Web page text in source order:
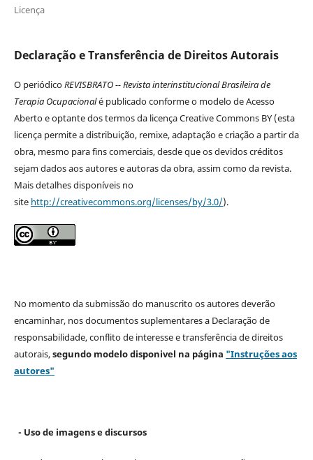
Licença
Declaração e Transferência de Direitos Autorais
O periódicoREVISBRATO -- Revista interinstitucional Brasileira de
Terapia Ocupacionalé publicado conforme o modelo de Acesso
Aberto e optante dos termos da licença Creative Commons BY (esta
licença permite a distribuição, remixe, adaptação e criação a partir da
obra, mesmo para fins comerciais, desde que os devidos créditos
sejam dados aos autores e autoras da obra, assim como da revista.
Mais detalhes disponíveis no
site http://creativecommons.org/licenses/by/3.0/).
No momento da submissão do manuscrito os autores deverão
encaminhar, nos documentos suplementares a Declaração de
responsabilidade, conflito de interesse e transferência de direitos
autorais,segundo modelodisponivel na página "Instruções aos
autores"
- Uso de imagens e discursos